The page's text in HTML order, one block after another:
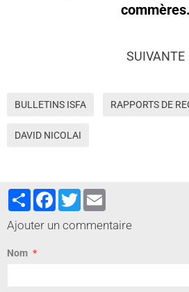
commères.
SUIVANTE
BULLETINS ISFA RAPPORTS DE
DAVID NICOLAI
PartagerFacebook
Twitter
Ajouter un commentaire
Nom